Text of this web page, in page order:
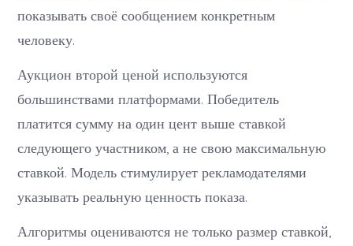
показывать своё сообщением конкретным
человеку.
Аукцион второй ценой используются
большинствами платформами. Победитель
платится сумму на один цент выше ставкой
следующего участником, а не свою максимальную
ставкой. Модель стимулирует рекламодателями
указывать реальную ценность показа.
Алгоритмы оцениваются не только размер ставкой,